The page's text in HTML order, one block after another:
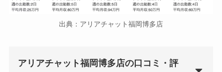
出典：アリアチャット福岡博多店
アリアチャット福岡博多店の口コミ・評